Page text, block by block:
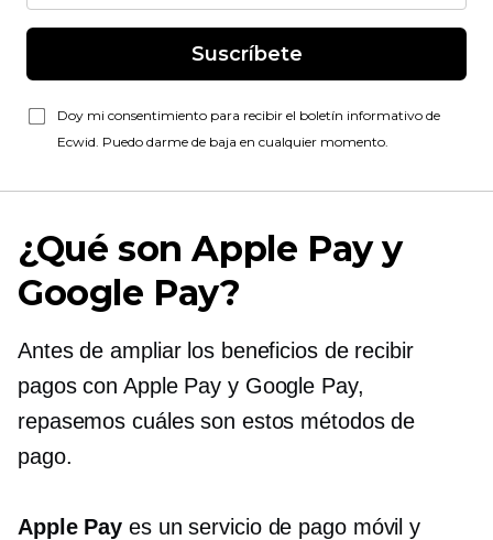
Suscríbete
Doy mi consentimiento para recibir el boletín informativo de
Ecwid. Puedo darme de baja en cualquier momento.
¿Qué son Apple Pay y
Google Pay?
Antes de ampliar los beneficios de recibir
pagos con Apple Pay y Google Pay,
repasemos cuáles son estos métodos de
pago.
Apple Pay es un servicio de pago móvil y